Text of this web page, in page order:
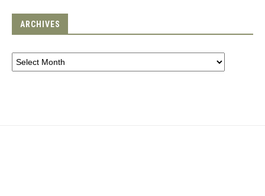
ARCHIVES